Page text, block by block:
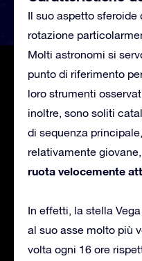
Il suo aspetto sferoide
rotazione
Molti astronomi si
punto di riferimento
loro strumenti
inoltre, sono soliti
di sequenza
relativamente
ruota velocemente
In effetti, la stella
al suo asse molto più
volta ogni 16 ore